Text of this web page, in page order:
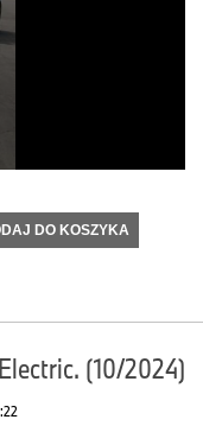
DO KOSZYKA
(10/2024)